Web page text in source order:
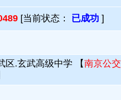
[当前状态： 已成功 ]
区.玄武高级中学 【南京公